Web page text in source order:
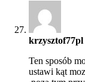
krzysztof77pl
Ten sposób
ustawi kąt